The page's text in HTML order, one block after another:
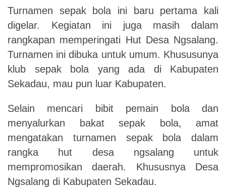
Turnamen sepak bola ini baru pertama kali
digelar. Kegiatan ini juga masih dalam
rangkapan memperingati Hut Desa Ngsalang.
Turnamen ini dibuka untuk umum. Khususunya
klub sepak bola yang ada di Kabupaten
Sekadau, mau pun luar Kabupaten.
Selain mencari bibit pemain bola dan
menyalurkan bakat sepak bola, amat
mengatakan turnamen sepak bola dalam
rangka hut desa ngsalang untuk
mempromosikan daerah. Khususnya Desa
Ngsalang di Kabupaten Sekadau.